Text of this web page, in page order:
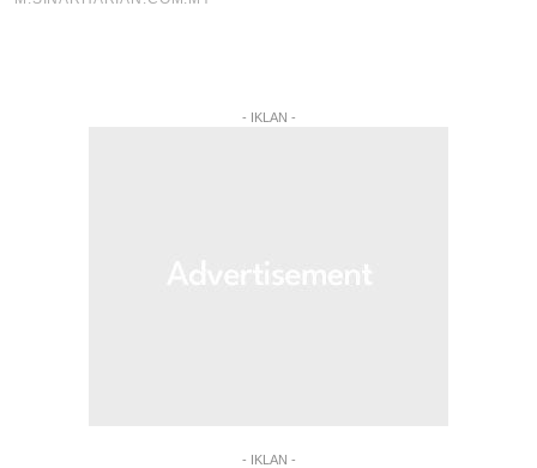
- IKLAN -
- IKLAN -